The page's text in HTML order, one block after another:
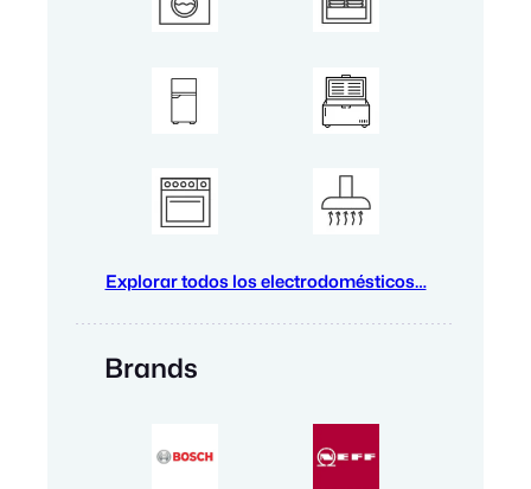
Explorar todos los electrodomésticos…
Brands